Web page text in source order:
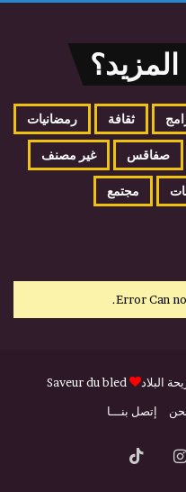
ثقافة رمضانيات
صفاقس غير مصنف
مجتمع
Error Can
البلاد
Saveur du bled
إتصل بنـــا
انستقرام